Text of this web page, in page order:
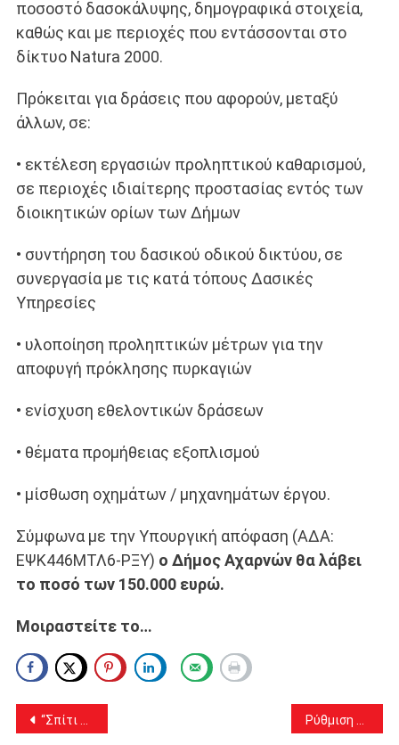
ποσοστό δασοκάλυψης, δημογραφικά στοιχεία,
καθώς και με περιοχές που εντάσσονται στο
δίκτυο Natura 2000.
Πρόκειται για δράσεις που αφορούν, μεταξύ
άλλων, σε:
• εκτέλεση εργασιών προληπτικού καθαρισμού,
σε περιοχές ιδιαίτερης προστασίας εντός των
διοικητικών ορίων των Δήμων
• συντήρηση του δασικού οδικού δικτύου, σε
συνεργασία με τις κατά τόπους Δασικές
Υπηρεσίες
• υλοποίηση προληπτικών μέτρων για την
αποφυγή πρόκλησης πυρκαγιών
• ενίσχυση εθελοντικών δράσεων
• θέματα προμήθειας εξοπλισμού
• μίσθωση οχημάτων / μηχανημάτων έργου.
Σύμφωνα με την Υπουργική απόφαση (ΑΔΑ:
ΕΨΚ446ΜΤΛ6-ΡΞΥ) ο Δήμος Αχαρνών θα λάβει
το ποσό των 150.000 ευρώ.
Μοιραστείτε το…
Πλοήγηση
“Σπίτι μου”: επιδοτούμενα στεγαστικά δάνεια σε νέους και νέα ζευγάρια – όλα όσα πρέπει να γνωρίζετε!